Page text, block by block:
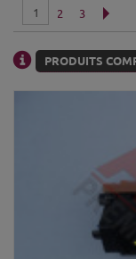
1 2 3
PRODUITS